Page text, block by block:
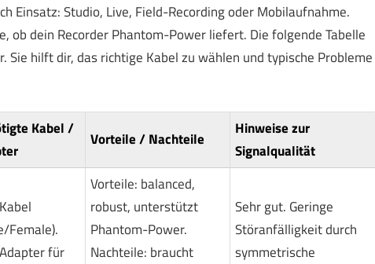
Einsatz: Studio, Live, Field-Recording oder Mobilaufnahme.
ob dein Recorder Phantom-Power liefert. Die folgende Tabelle
hilft dir, das richtige Kabel zu wählen und typische Probleme
Kabel /
Vorteile / Nachteile
Hinweise zur
Signalqualität
Female).
für
Vorteile: balanced,
robust, unterstützt
Phantom-Power.
Nachteile: braucht
Sehr gut. Geringe
Störanfälligkeit durch
symmetrische